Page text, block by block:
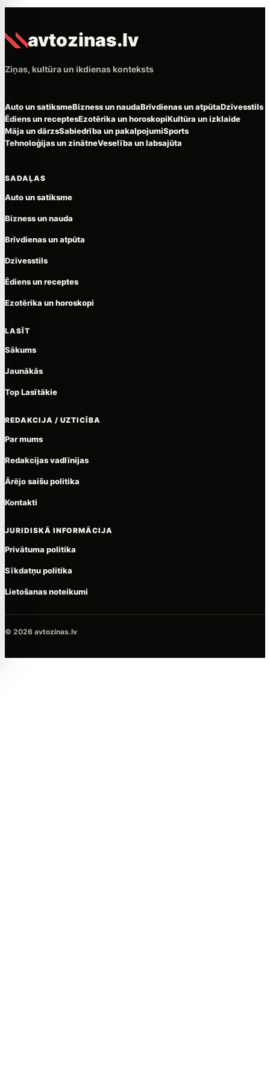
avtozinas.lv
Ziņas, kultūra un ikdienas konteksts
Auto un satiksmeBizness un naudaBrīvdienas un atpūtaDzīvesstils
Ēdiens un receptesEzotērika un horoskopiKultūra un izklaide
Māja un dārzsSabiedrība un pakalpojumiSports
Tehnoloģijas un zinātneVeselība un labsajūta
SADAĻAS
Auto un satiksme
Bizness un nauda
Brīvdienas un atpūta
Dzīvesstils
Ēdiens un receptes
Ezotērika un horoskopi
LASĪT
Sākums
Jaunākās
Top Lasītākie
REDAKCIJA / UZTICĪBA
Par mums
Redakcijas vadlīnijas
Ārējo saišu politika
Kontakti
JURIDISKĀ INFORMĀCIJA
Privātuma politika
Sīkdatņu politika
Lietošanas noteikumi
© 2026 avtozinas.lv